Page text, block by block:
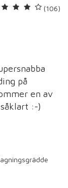
(106)
på
en av
:-)